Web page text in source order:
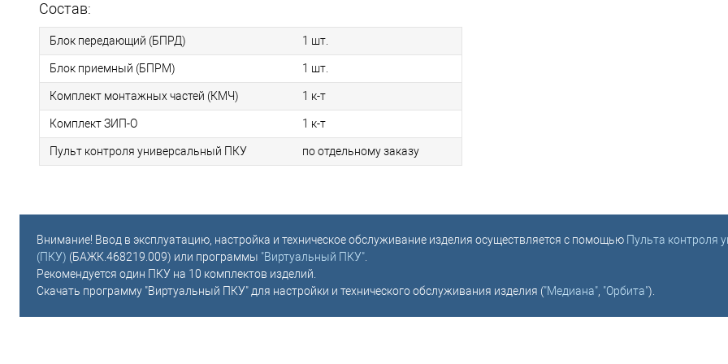
Состав:
Блок передающий (БПРД) 1 шт.
Блок приемный (БПРМ) 1 шт.
Комплект монтажных частей (КМЧ) 1 к-т
Комплект ЗИП-О 1 к-т
Пульт контроля универсальный ПКУ по отдельному заказу
Внимание! Ввод в эксплуатацию, настройка и техническое обслуживание изделия осуществляется с помощью Пульта контроля
(ПКУ) (БАЖК.468219.009) или программы "Виртуальный ПКУ"
Рекомендуется один ПКУ на 10 комплектов изделий.
Скачать программу "Виртуальный ПКУ" для настройки и технического обслуживания изделия ("Медиана" "Орбита").